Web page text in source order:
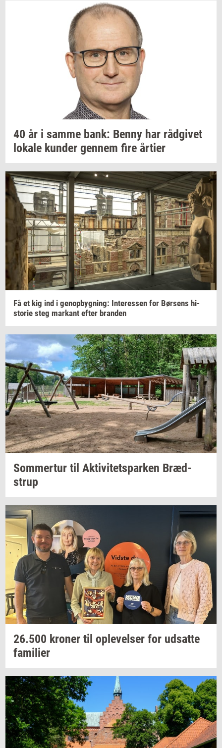
40 år i samme bank: Benny har rå­d­gi­vet
lo­ka­le kun­der gen­nem fire år­ti­er
Få et kig ind i genop­byg­ning: In­ter­es­sen for Bør­sens hi­
sto­rie steg mar­kant efter bran­den
Som­mer­tur til Ak­ti­vi­tetspar­ken Bræd­
strup
26.500 kro­ner til op­le­vel­ser for ud­sat­te
fa­mi­li­er